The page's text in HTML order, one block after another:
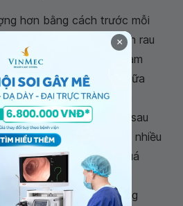
hơn bằng cách trước mỗi
nước, ăn một bát canh rau
để tạo cảm giác no, làm
ăn khác ăn vào trong bữa
hết thức ăn còn dư lại sau
lãng phí không nên nấu nhiều
hoặc nấu số lượng quá
ăn cung cấp nhiều năng
×